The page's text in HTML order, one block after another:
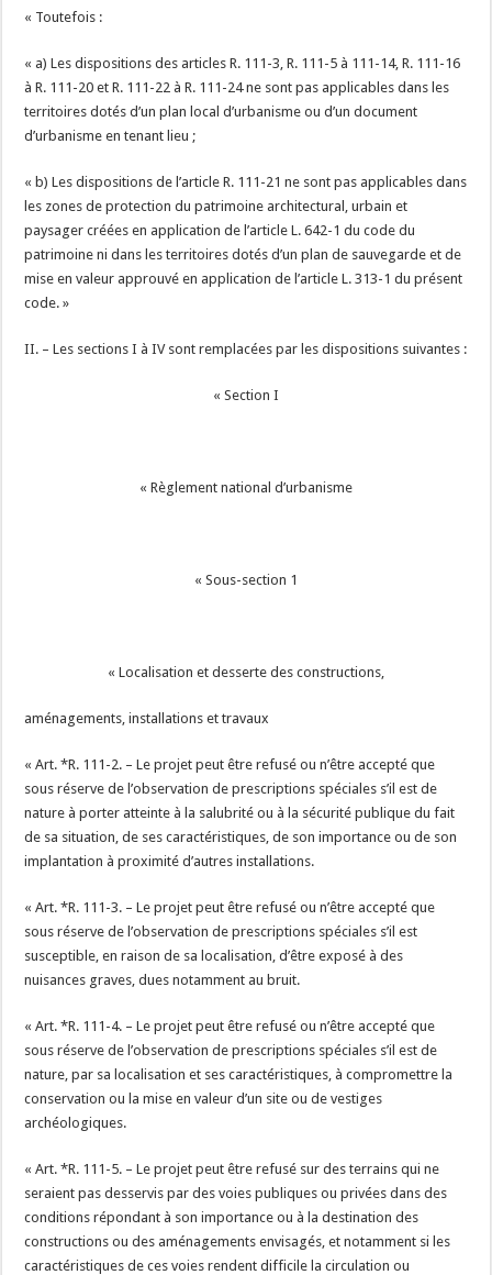
« Toutefois :
« a) Les dispositions des articles R. 111-3, R. 111-5 à 111-14, R. 111-16
à R. 111-20 et R. 111-22 à R. 111-24 ne sont pas applicables dans les
territoires dotés d’un plan local d’urbanisme ou d’un document
d’urbanisme en tenant lieu ;
« b) Les dispositions de l’article R. 111-21 ne sont pas applicables dans
les zones de protection du patrimoine architectural, urbain et
paysager créées en application de l’article L. 642-1 du code du
patrimoine ni dans les territoires dotés d’un plan de sauvegarde et de
mise en valeur approuvé en application de l’article L. 313-1 du présent
code. »
II. – Les sections I à IV sont remplacées par les dispositions suivantes :
« Section I
« Règlement national d’urbanisme
« Sous-section 1
« Localisation et desserte des constructions,
aménagements, installations et travaux
« Art. *R. 111-2. – Le projet peut être refusé ou n’être accepté que
sous réserve de l’observation de prescriptions spéciales s’il est de
nature à porter atteinte à la salubrité ou à la sécurité publique du fait
de sa situation, de ses caractéristiques, de son importance ou de son
implantation à proximité d’autres installations.
« Art. *R. 111-3. – Le projet peut être refusé ou n’être accepté que
sous réserve de l’observation de prescriptions spéciales s’il est
susceptible, en raison de sa localisation, d’être exposé à des
nuisances graves, dues notamment au bruit.
« Art. *R. 111-4. – Le projet peut être refusé ou n’être accepté que
sous réserve de l’observation de prescriptions spéciales s’il est de
nature, par sa localisation et ses caractéristiques, à compromettre la
conservation ou la mise en valeur d’un site ou de vestiges
archéologiques.
« Art. *R. 111-5. – Le projet peut être refusé sur des terrains qui ne
seraient pas desservis par des voies publiques ou privées dans des
conditions répondant à son importance ou à la destination des
constructions ou des aménagements envisagés, et notamment si les
caractéristiques de ces voies rendent difficile la circulation ou